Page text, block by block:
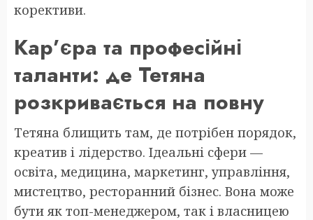
корективи.
Кар’єра та професійні
таланти: де Тетяна
розкривається на повну
Тетяна блищить там, де потрібен порядок,
креатив і лідерство. Ідеальні сфери —
освіта, медицина, маркетинг, управління,
мистецтво, ресторанний бізнес. Вона може
бути як топ-менеджером, так і власницею